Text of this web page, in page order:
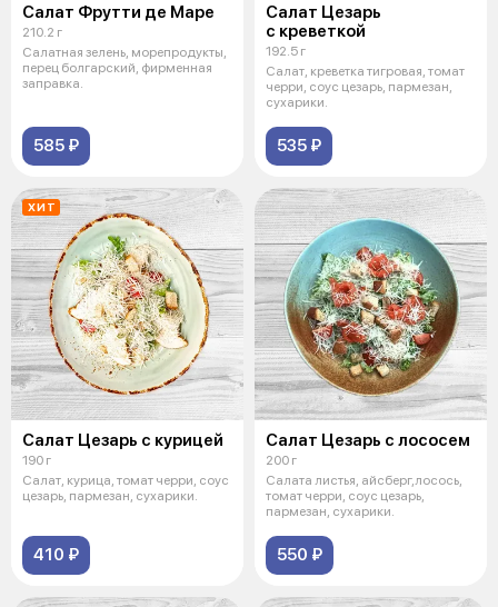
Салат Фрутти де Маре
210.2 г
Салатная зелень, морепродукты,
перец болгарский, фирменная
заправка.
585 ₽
Салат Цезарь
с креветкой
192.5 г
Салат, креветка тигровая, томат
черри, соус цезарь, пармезан,
сухарики.
535 ₽
ХИТ
Салат Цезарь с курицей
190 г
Салат, курица, томат черри, соус
цезарь, пармезан, сухарики.
410 ₽
Салат Цезарь с лососем
200 г
Салата листья, айсберг,лосось,
томат черри, соус цезарь,
пармезан, сухарики.
550 ₽